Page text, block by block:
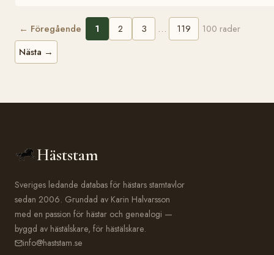
← Föregående 1 2 3 … 119 100 rader
Nästa →
Häststam
Sveriges ledande databas för hästars stamtavlor
sedan 2006. Grundad av Karin Halvarsson
med en passion för hästar och genealogi —
byggd av hästälskare, för hästälskare.
info@haststam.se